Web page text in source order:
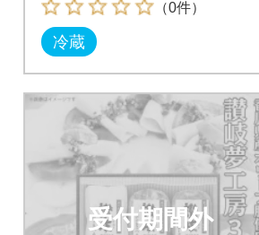
（0件）
冷蔵
受付期間外